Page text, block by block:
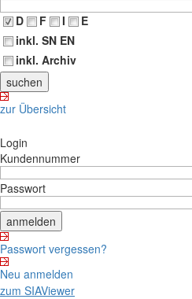
D
F I
E
inkl. SN EN
inkl. Archiv
zur Übersicht
Login
Kundennummer
Passwort
Passwort vergessen?
Neu anmelden
zum SIAViewer